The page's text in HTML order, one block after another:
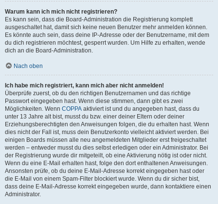
Warum kann ich mich nicht registrieren?
Es kann sein, dass die Board-Administration die Registrierung komplett
ausgeschaltet hat, damit sich keine neuen Benutzer mehr anmelden können.
Es könnte auch sein, dass deine IP-Adresse oder der Benutzername, mit dem
du dich registrieren möchtest, gesperrt wurden. Um Hilfe zu erhalten, wende
dich an die Board-Administration.
Nach oben
Ich habe mich registriert, kann mich aber nicht anmelden!
Überprüfe zuerst, ob du den richtigen Benutzernamen und das richtige
Passwort eingegeben hast. Wenn diese stimmen, dann gibt es zwei
Möglichkeiten. Wenn COPPA aktiviert ist und du angegeben hast, dass du
unter 13 Jahre alt bist, musst du bzw. einer deiner Eltern oder deiner
Erziehungsberechtigten den Anweisungen folgen, die du erhalten hast. Wenn
dies nicht der Fall ist, muss dein Benutzerkonto vielleicht aktiviert werden. Bei
einigen Boards müssen alle neu angemeldeten Mitglieder erst freigeschaltet
werden – entweder musst du dies selbst erledigen oder ein Administrator. Bei
der Registrierung wurde dir mitgeteilt, ob eine Aktivierung nötig ist oder nicht.
Wenn du eine E-Mail erhalten hast, folge den dort enthaltenen Anweisungen.
Ansonsten prüfe, ob du deine E-Mail-Adresse korrekt eingegeben hast oder
die E-Mail von einem Spam-Filter blockiert wurde. Wenn du dir sicher bist,
dass deine E-Mail-Adresse korrekt eingegeben wurde, dann kontaktiere einen
Administrator.